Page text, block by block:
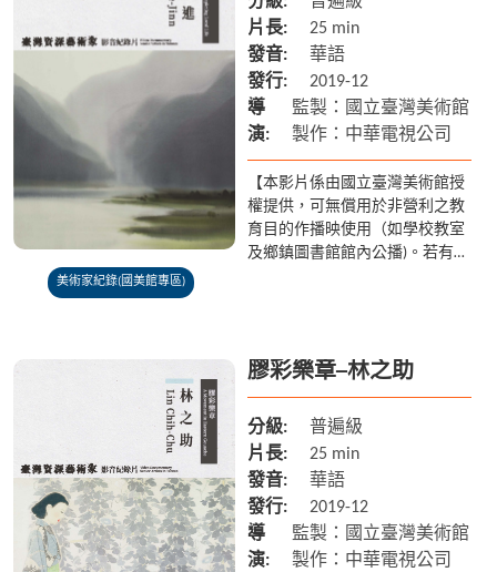
美術家紀錄(國美館專區)
片長:
25 min
發音:
華語
發行:
2019-12
導
演:
監製：國立臺灣美術館
製作：中華電視公司
【本影片係由國立臺灣美術館授
權提供，可無償用於非營利之教
育目的作播映使用（如學校教室
及鄉鎮圖書館館內公播)。若有額
膠彩樂章─林之助
分級:
普遍級
片長:
25 min
發音:
華語
發行:
2019-12
導
演:
監製：國立臺灣美術館
製作：中華電視公司